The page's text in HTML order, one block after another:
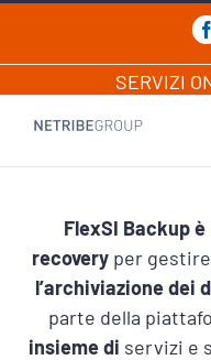
contenuto
SERVIZI
FlexSI Backup è
recoveryper
l’archiviazione dei
parte della
insieme di servizi e